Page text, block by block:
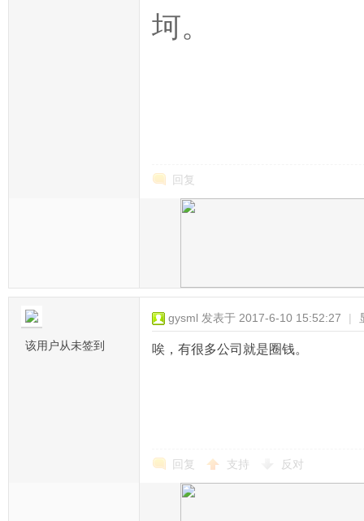
坷。
回复
该用户从未签到
gysml 发表于 2017-6-10 15:52:27 |
唉，有很多公司就是圈钱。
回复 支持 反对